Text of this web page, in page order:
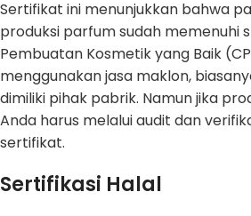
Sertifikat ini menunjukkan bahwa
produksi parfum sudah memenuhi
Pembuatan Kosmetik yang Baik
menggunakan jasa maklon,
dimiliki pihak pabrik. Namun jika
Anda harus melalui audit dan
sertifikat.
Sertifikasi Halal